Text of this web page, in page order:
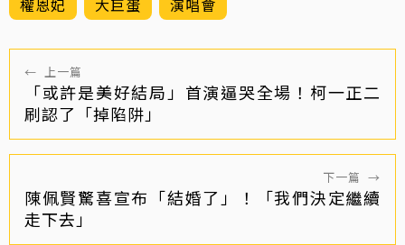
← 上一篇
「或許是美好結局」首演逼哭全場！柯一正二
刷認了「掉陷阱」
下一篇 →
陳佩賢驚喜宣布「結婚了」！「我們決定繼續
走下去」